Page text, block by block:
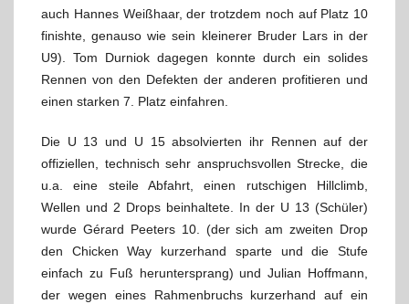
auch Hannes Weißhaar, der trotzdem noch auf Platz 10
finishte, genauso wie sein kleinerer Bruder Lars in der
U9). Tom Durniok dagegen konnte durch ein solides
Rennen von den Defekten der anderen profitieren und
einen starken 7. Platz einfahren.
Die U 13 und U 15 absolvierten ihr Rennen auf der
offiziellen, technisch sehr anspruchsvollen Strecke, die
u.a. eine steile Abfahrt, einen rutschigen Hillclimb,
Wellen und 2 Drops beinhaltete. In der U 13 (Schüler)
wurde Gérard Peeters 10. (der sich am zweiten Drop
den Chicken Way kurzerhand sparte und die Stufe
einfach zu Fuß heruntersprang) und Julian Hoffmann,
der wegen eines Rahmenbruchs kurzerhand auf ein